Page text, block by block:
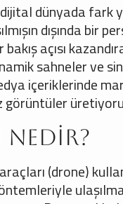
dünyada fark
dışında bir
açısı
sahneler ve
içeriklerinde
görüntüler
Nedir?
(drone)